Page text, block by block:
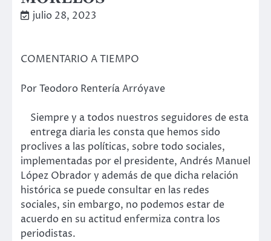
julio 28, 2023
COMENTARIO A TIEMPO
Por Teodoro Rentería Arróyave
Siempre y a todos nuestros seguidores de esta
entrega diaria les consta que hemos sido
proclives a las políticas, sobre todo sociales,
implementadas por el presidente, Andrés Manuel
López Obrador y además de que dicha relación
histórica se puede consultar en las redes
sociales, sin embargo, no podemos estar de
acuerdo en su actitud enfermiza contra los
periodistas.